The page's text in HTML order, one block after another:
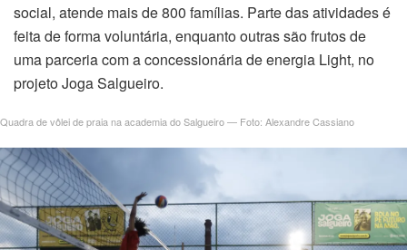
social, atende mais de 800 famílias. Parte das atividades é
feita de forma voluntária, enquanto outras são frutos de
uma parceria com a concessionária de energia Light, no
projeto Joga Salgueiro.
Quadra de vôlei de praia na academia do Salgueiro — Foto: Alexandre Cassiano